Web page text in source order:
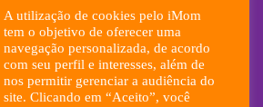
A utilização de cookies pelo iMom
tem o objetivo de oferecer uma
navegação personalizada, de acordo
com seu perfil e interesses, além de
nos permitir gerenciar a audiência do
site. Clicando em “Aceito”, você